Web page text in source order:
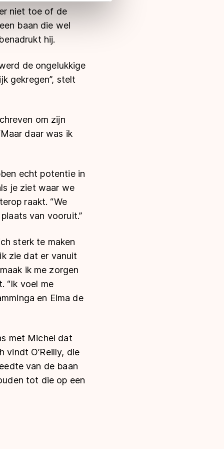
niet toe of de
baan die wel
hij.
de ongelukkige
gekregen”, stelt
om zijn
daar was ik
echt potentie in
je ziet waar we
raakt. “We
van vooruit.”
sterk te maken
zie dat er vanuit
ik me zorgen
“Ik voel me
en Elma de
met Michel dat
vindt O’Reilly, die
van de baan
tot die op een